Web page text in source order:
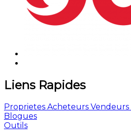
Liens Rapides
Proprietes Acheteurs Vendeurs
Blogues
Outils